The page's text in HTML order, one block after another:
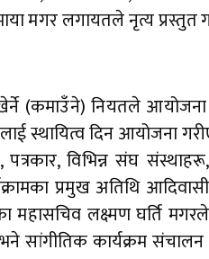
मगर लगायतले नृत्य प्रस्तुत
(कमाउँने) नियतले आयोजना
दिन आयोजना
विभिन्न संघ
प्रमुख अतिथि
लक्ष्मण घर्ति मगरले
भने सांगीतिक कार्यक्रम